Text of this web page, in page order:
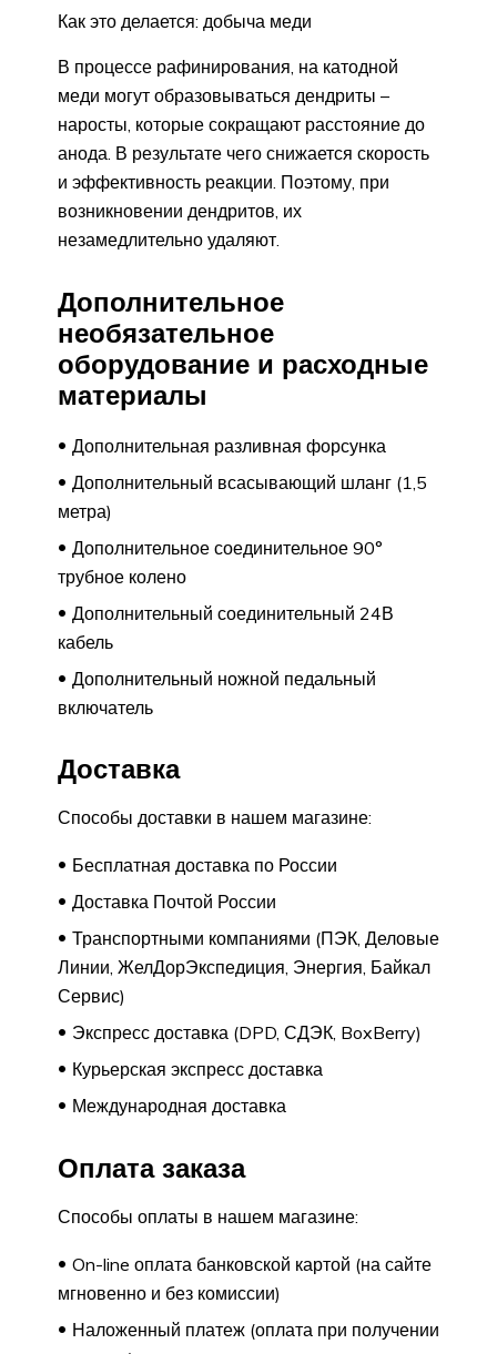
Как это делается: добыча меди
В процессе рафинирования, на катодной
меди могут образовываться дендриты –
наросты, которые сокращают расстояние до
анода. В результате чего снижается скорость
и эффективность реакции. Поэтому, при
возникновении дендритов, их
незамедлительно удаляют.
Дополнительное
необязательное
оборудование и расходные
материалы
Дополнительная разливная форсунка
Дополнительный всасывающий шланг (1,5
метра)
Дополнительное соединительное 90°
трубное колено
Дополнительный соединительный 24В
кабель
Дополнительный ножной педальный
включатель
Доставка
Способы доставки в нашем магазине:
Бесплатная доставка по России
Доставка Почтой России
Транспортными компаниями (ПЭК, Деловые
Линии, ЖелДорЭкспедиция, Энергия, Байкал
Сервис)
Экспресс доставка (DPD, СДЭК, BoxBerry)
Курьерская экспресс доставка
Международная доставка
Оплата заказа
Способы оплаты в нашем магазине:
On-line оплата банковской картой (на сайте
мгновенно и без комиссии)
Наложенный платеж (оплата при получении